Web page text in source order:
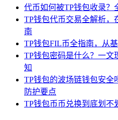
代币如何被TP钱包收录？
TP钱包代币交易全解析，
南
TP钱包FIL币全指南，从
TP钱包密码是什么？一文
知
TP钱包的波场链钱包安全
防护要点
TP钱包币币兑换到底划不